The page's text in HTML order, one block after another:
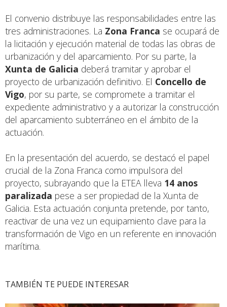
El convenio distribuye las responsabilidades entre las
tres administraciones. La Zona Franca se ocupará de
la licitación y ejecución material de todas las obras de
urbanización y del aparcamiento. Por su parte, la
Xunta de Galicia deberá tramitar y aprobar el
proyecto de urbanización definitivo. El Concello de
Vigo, por su parte, se compromete a tramitar el
expediente administrativo y a autorizar la construcción
del aparcamiento subterráneo en el ámbito de la
actuación.
En la presentación del acuerdo, se destacó el papel
crucial de la Zona Franca como impulsora del
proyecto, subrayando que la ETEA lleva 14 anos
paralizada pese a ser propiedad de la Xunta de
Galicia. Esta actuación conjunta pretende, por tanto,
reactivar de una vez un equipamiento clave para la
transformación de Vigo en un referente en innovación
marítima.
TAMBIÉN TE PUEDE INTERESAR